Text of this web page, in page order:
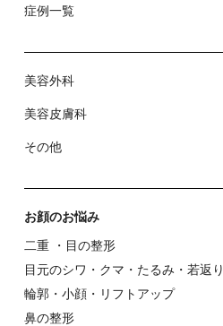
症例⼀覧
美容外科
美容⽪膚科
その他
お顔のお悩み
⼆重 ・⽬の整形
⽬元のシワ・クマ・たるみ・若返り
輪郭・⼩顔・リフトアップ
⿐の整形